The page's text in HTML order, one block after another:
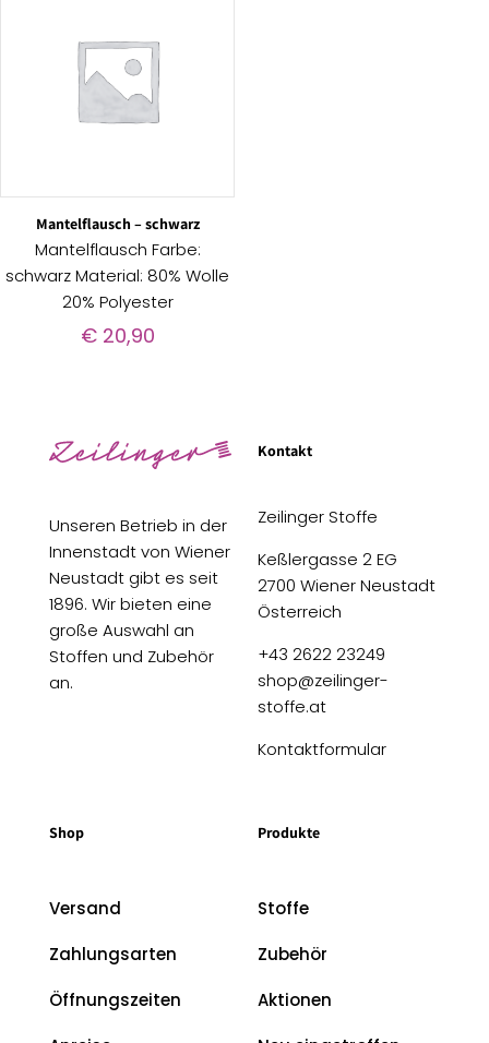
Mantelflausch – schwarz
Mantelflausch Farbe:
schwarz Material: 80% Wolle
20% Polyester
€20,90
Unseren Betrieb in der
Innenstadt von Wiener
Neustadt gibt es seit
1896. Wir bieten eine
große Auswahl an
Stoffen und Zubehör
an.
Kontakt
Zeilinger Stoffe
Keßlergasse 2 EG
2700 Wiener Neustadt
Österreich
+43 2622 23249
shop@zeilinger-
stoffe.at
Kontaktformular
Shop
Versand
Zahlungsarten
Öffnungszeiten
Produkte
Stoffe
Zubehör
Aktionen